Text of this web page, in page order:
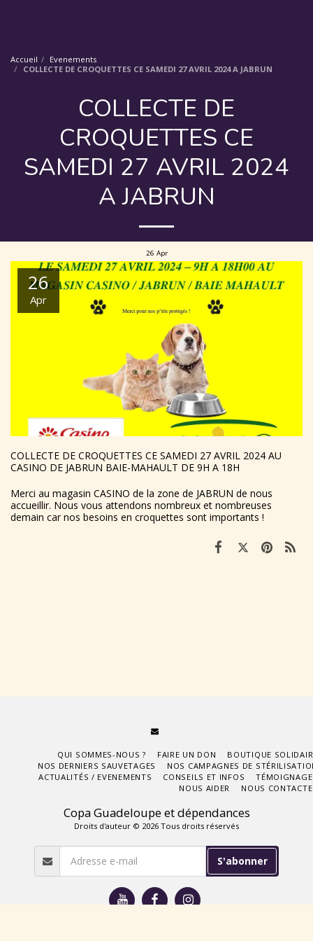
Accueil
Evenements
COLLECTE DE CROQUETTES CE SAMEDI 27 AVRIL 2024 A JABRUN
COLLECTE DE
CROQUETTES CE
SAMEDI 27 AVRIL 2024
A JABRUN
26 Apr
26
Apr
COLLECTE DE CROQUETTES CE SAMEDI 27 AVRIL 2024 AU
CASINO DE JABRUN BAIE-MAHAULT DE 9H A 18H
Merci au magasin CASINO de la zone de JABRUN de nous
accueillir. Nous vous attendons nombreux et nombreuses
demain car nos besoins en croquettes sont importants !
Copa Guadeloupe et dépendances
Droits d'auteur © 2026 Tous droits réservés
QUI SOMMES-NOUS ? FAIRE UN DON
BOUTIQUE
NOS DERNIERS SAUVETAGES
NOS CAMPAGNES DE
ACTUALITÉS / EVENEMENTS
CONSEILS ET INFOS
NOUS AIDER
NOUS
S'abonner